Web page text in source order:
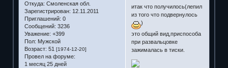
Откуда: Смоленская обл.
Зарегистрирован: 12.11.2011
Приглашений: 0
Сообщений: 3236
Уважение: +399
Пол: Мужской
Возраст: 51 [1974-12-20]
Провел на форуме:
1 месяц 25 дней
итак что получилось(лепил
из того что подвернулось
)
это общий вид,приспособа
при развальцовке
зажималась в тиски.